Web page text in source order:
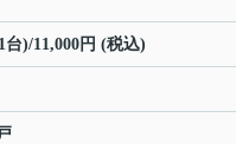
台)/11,000円 (税込)